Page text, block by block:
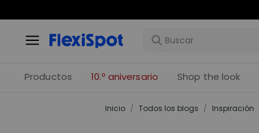
Productos 10.º aniversario Shop the look
Inicio / Todos los blogs / Inspiración